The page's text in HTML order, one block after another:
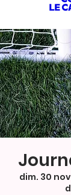
dim. 30